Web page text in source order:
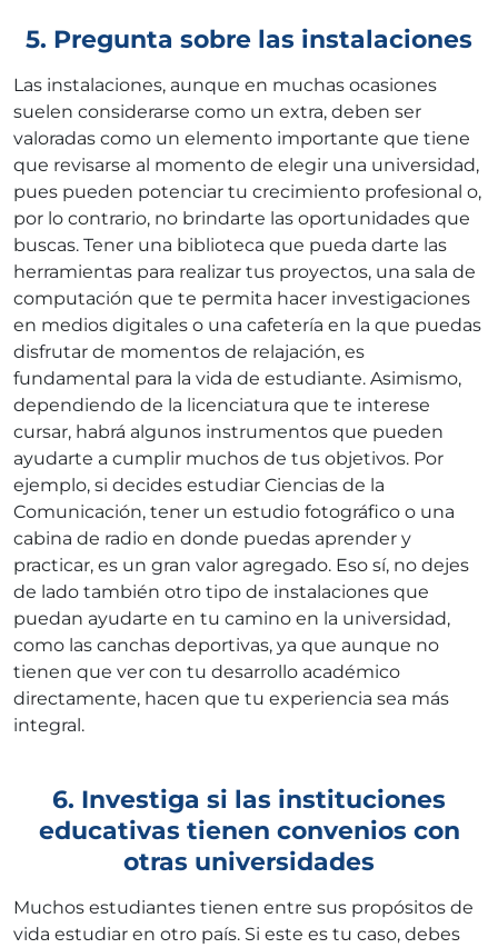
5. Pregunta sobre las instalaciones
Las instalaciones, aunque en muchas ocasiones
suelen considerarse como un extra, deben ser
valoradas como un elemento importante que tiene
que revisarse al momento de elegir una universidad,
pues pueden potenciar tu crecimiento profesional o,
por lo contrario, no brindarte las oportunidades que
buscas. Tener una biblioteca que pueda darte las
herramientas para realizar tus proyectos, una sala de
computación que te permita hacer investigaciones
en medios digitales o una cafetería en la que puedas
disfrutar de momentos de relajación, es
fundamental para la vida de estudiante. Asimismo,
dependiendo de la licenciatura que te interese
cursar, habrá algunos instrumentos que pueden
ayudarte a cumplir muchos de tus objetivos. Por
ejemplo, si decides estudiar Ciencias de la
Comunicación, tener un estudio fotográfico o una
cabina de radio en donde puedas aprender y
practicar, es un gran valor agregado. Eso sí, no dejes
de lado también otro tipo de instalaciones que
puedan ayudarte en tu camino en la universidad,
como las canchas deportivas, ya que aunque no
tienen que ver con tu desarrollo académico
directamente, hacen que tu experiencia sea más
integral.
6. Investiga si las instituciones
educativas tienen convenios con
otras universidades
Muchos estudiantes tienen entre sus propósitos de
vida estudiar en otro país. Si este es tu caso, debes